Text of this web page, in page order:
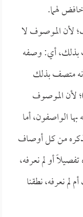
لهما.
لأن الموصوف لا
بذلك، أي: وصفه
متصف بذلك
لأن الموصوف
الواصفون، أما
من كل أوصاف
أو لم نعرفه،
نعرفه، نطقنا